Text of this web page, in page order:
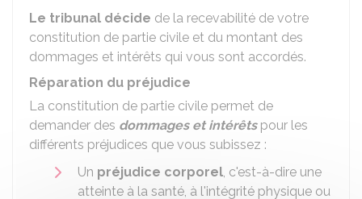
Le tribunal décide de la recevabilité de votre
constitution de partie civile et du montant des
dommages et intérêts qui vous sont accordés.
Réparation du préjudice
La constitution de partie civile permet de
demander des dommages et intérêtspour les
différents préjudices que vous subissez :
Un préjudice corporel, c'est-à-dire une
atteinte à la santé, à l'intégrité physique ou